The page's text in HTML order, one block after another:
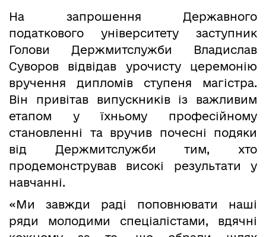
На запрошення Державного
податкового університету заступник
Голови Держмитслужби Владислав
Суворов відвідав урочисту церемонію
вручення дипломів ступеня магістра.
Він привітав випускників із важливим
етапом у їхньому професійному
становленні та вручив почесні подяки
від Держмитслужби тим, хто
продемонстрував високі результати у
навчанні.
«Ми завжди раді поповнювати наші
ряди молодими спеціалістами, вдячні